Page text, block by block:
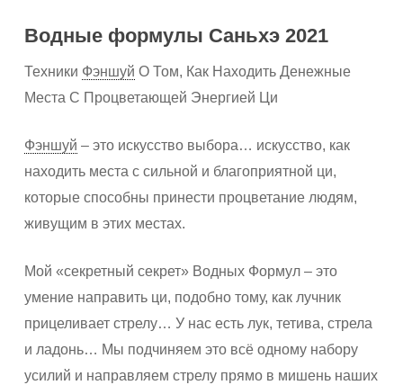
Водные формулы Саньхэ 2021
Техники Фэншуй О Том, Как Находить Денежные
Места С Процветающей Энергией Ци
Фэншуй – это искусство выбора… искусство, как
находить места с сильной и благоприятной ци,
которые способны принести процветание людям,
живущим в этих местах.
Мой «секретный секрет» Водных Формул – это
умение направить ци, подобно тому, как лучник
прицеливает стрелу… У нас есть лук, тетива, стрела
и ладонь… Мы подчиняем это всё одному набору
усилий и направляем стрелу прямо в мишень наших